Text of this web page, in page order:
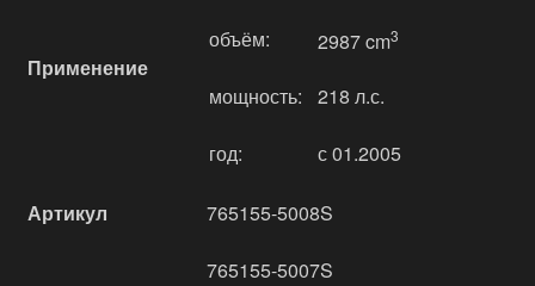
Применение
объём: 2987 cm3
мощность: 218 л.с.
год: с 01.2005
Артикул 765155-5008S
765155-5007S